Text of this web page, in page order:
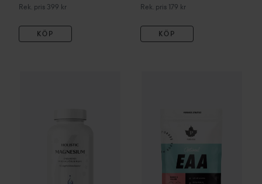
Rek. pris 399 kr
Rekommenderat pris 399 kr
KÖP
Rek. pris 179 kr
Rekommenderat pris 179 kr
KÖP